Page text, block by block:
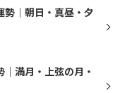
勢｜朝日・真昼・夕
満月・上弦の月・